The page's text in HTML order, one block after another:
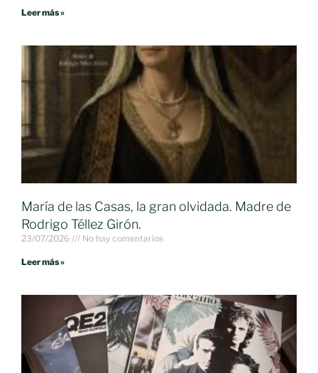
Leer más »
María de las Casas, la gran olvidada. Madre de
Rodrigo Téllez Girón.
23/07/2026 No hay comentarios
Leer más »